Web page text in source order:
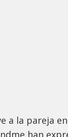
a la pareja
han